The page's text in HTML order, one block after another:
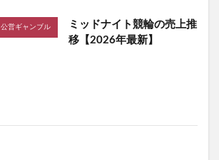
公営ギャンブル
ミッドナイト競輪の売上推
移【2026年最新】